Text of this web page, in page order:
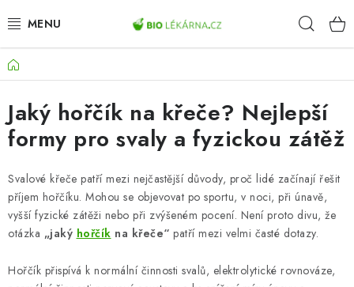
na
AKCE
DOPLŇKY STRAVY
PŘÍRODNÍ KOSMETIKA
SPORT
ZDRAVÉ POTRAVINY
PŘÍSTROJE
Domů
Jaký hořčík na křeče? Nejlepší
formy pro svaly a fyzickou zátěž
Svalové křeče patří mezi nejčastější důvody, proč lidé začínají řešit
příjem hořčíku. Mohou se objevovat po sportu, v noci, při únavě,
vyšší fyzické zátěži nebo při zvýšeném pocení. Není proto divu, že
otázka „jaký hořčík na křeče“ patří mezi velmi časté dotazy.
Hořčík přispívá k normální činnosti svalů, elektrolytické rovnováze,